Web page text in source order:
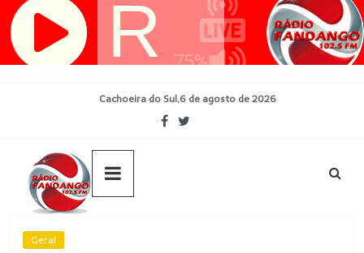
Pular
para
Cachoeira do Sul,6 de agosto de 2026
Geral